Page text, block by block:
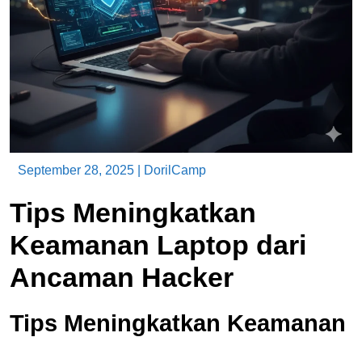
September 28, 2025 DorilCamp
Tips Meningkatkan
Keamanan Laptop dari
Ancaman Hacker
Tips Meningkatkan Keamanan